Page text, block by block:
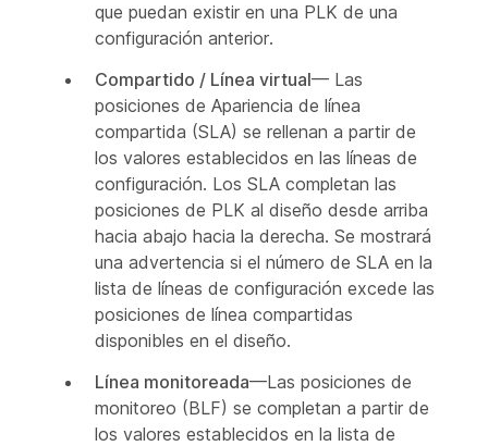
que puedan existir en una PLK de una
configuración anterior.
Compartido / Línea virtual— Las
posiciones de Apariencia de línea
compartida (SLA) se rellenan a partir de
los valores establecidos en las líneas de
configuración. Los SLA completan las
posiciones de PLK al diseño desde arriba
hacia abajo hacia la derecha. Se mostrará
una advertencia si el número de SLA en la
lista de líneas de configuración excede las
posiciones de línea compartidas
disponibles en el diseño.
Línea monitoreada—Las posiciones de
monitoreo (BLF) se completan a partir de
los valores establecidos en la lista de